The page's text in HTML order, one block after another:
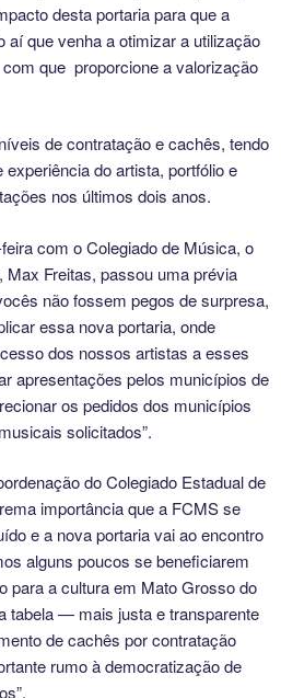
desta portaria para que a
aí que venha a otimizar a utilização
que proporcione a valorização
de contratação e cachês, tendo
do artista, portfólio e
nos últimos dois anos.
com o Colegiado de Música, o
Freitas, passou uma prévia
não fossem pegos de surpresa,
essa nova portaria, onde
dos nossos artistas a esses
apresentações pelos municípios de
os pedidos dos municípios
solicitados”.
do Colegiado Estadual de
importância que a FCMS se
e a nova portaria vai ao encontro
alguns poucos se beneficiarem
para a cultura em Mato Grosso do
tabela — mais justa e transparente
de cachês por contratação
rumo à democratização de